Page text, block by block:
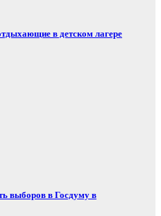
в детском лагере
выборов в Госдуму в